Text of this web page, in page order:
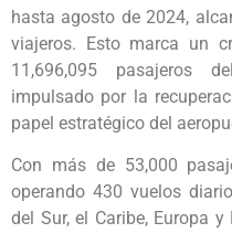
hasta agosto de 2024,
viajeros. Esto marca un
11,696,095 pasajeros
impulsado por la
papel estratégico del
Con más de 53,000
operando 430 vuelos
del Sur, el Caribe, Europa